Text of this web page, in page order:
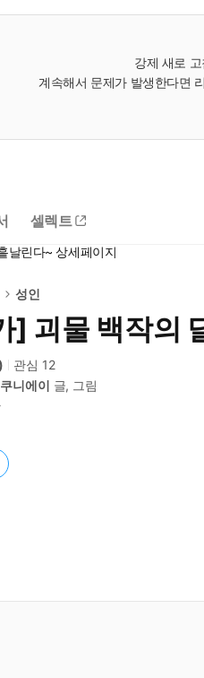
강제 새로
계속해서 문제가 발생한다면
셀렉트
날린다~ 상세페이지
성인
] 괴물 백작의
관심 12
니에이 글, 그림